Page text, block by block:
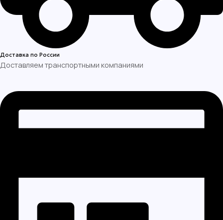
Доставка по России
Доставляем транспортными компаниями